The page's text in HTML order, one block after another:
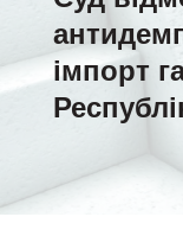
імпорт